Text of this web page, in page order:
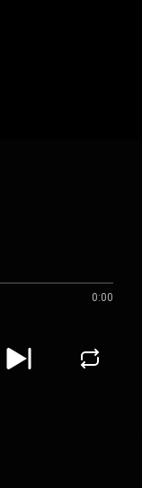
0:00